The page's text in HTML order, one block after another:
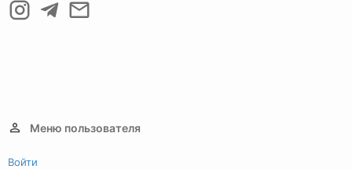
Меню пользователя
Войти